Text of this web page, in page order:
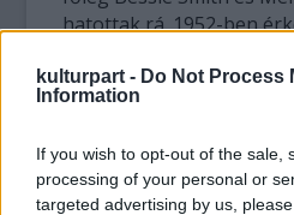
kulturpart - Do Not Process
Information
If you wish to opt-out of the sale,
processing of your personal or
targeted advertising by us,
hatottak rá. 1952-ben
fillér nélkül. Éjszaka
nappal takarított. 1963-
bevallotta neki: "Soha
úgy bluest énekelni, mint